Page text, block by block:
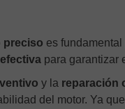
preciso es
para garantizar
y la reparación
del motor. Ya